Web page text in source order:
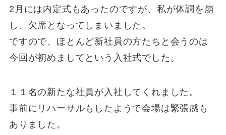
2月には内定式もあったのですが、私が体調を崩
し、欠席となってしまいました。
ですので、ほとんど新社員の方たちと会うのは
今回が初めましてという入社式でした。
１１名の新たな社員が入社してくれました。
事前にリハーサルもしたようで会場は緊張感も
ありました。